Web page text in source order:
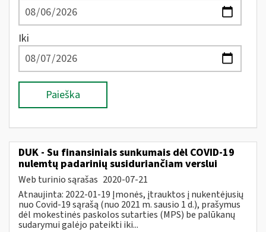
Iki
Paieška
DUK - Su finansiniais sunkumais dėl COVID-19
nulemtų padarinių susiduriančiam verslui
Web turinio sąrašas 2020-07-21
Atnaujinta: 2022-01-19 Įmonės, įtrauktos į nukentėjusių
nuo Covid-19 sąrašą (nuo 2021 m. sausio 1 d.), prašymus
dėl mokestinės paskolos sutarties (MPS) be palūkanų
sudarymui galėjo pateikti iki...